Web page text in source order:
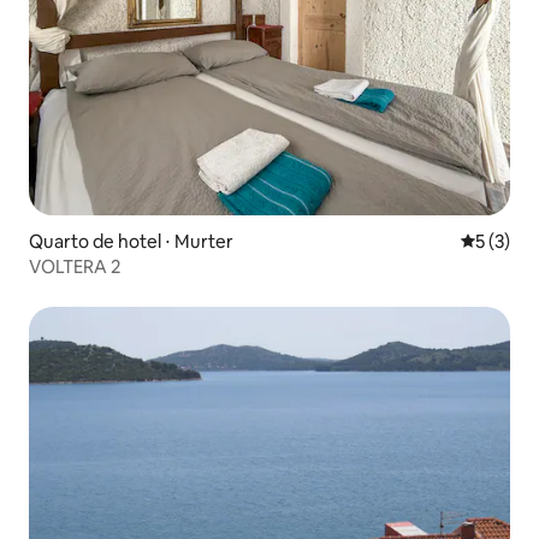
Quarto de hotel ⋅ Murter 5 de
5 (3)
VOLTERA 2